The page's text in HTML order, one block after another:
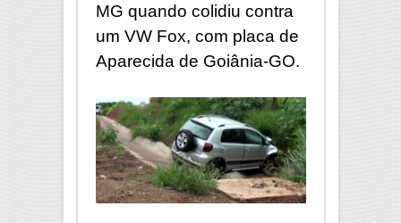
MG quando colidiu contra
um VW Fox, com placa de
Aparecida de Goiânia-GO.